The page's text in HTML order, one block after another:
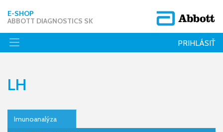
E-SHOP
ABBOTT DIAGNOSTICS SK
PRIHLÁSIŤ
LH
Imunoanalýza